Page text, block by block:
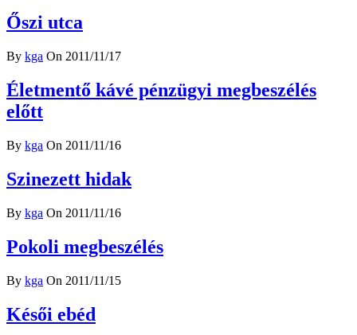
Őszi utca
By kga On 2011/11/17
Életmentő kávé pénzügyi megbeszélés
előtt
By kga On 2011/11/16
Szinezett hidak
By kga On 2011/11/16
Pokoli megbeszélés
By kga On 2011/11/15
Késői ebéd